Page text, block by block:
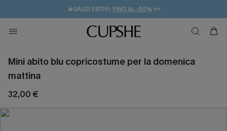
🔥SALDI ESTIVI: FINO AL -50%>>
🚚SPEDIZIONE GRATUITA DA 49€
💌REGALO PER I NUOVI: 20% DI SCONTO*
Mini abito blu copricostume per la domenica
mattina
32,00 €